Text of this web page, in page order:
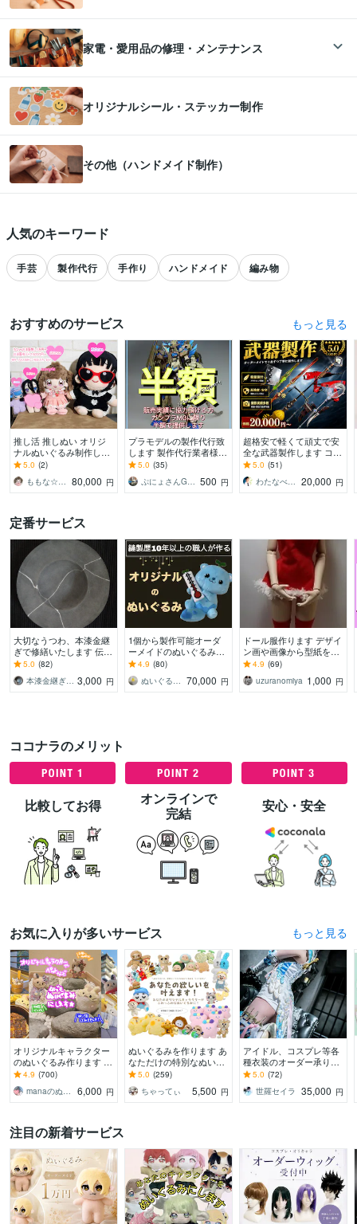
家電・愛用品の修理・メンテナンス
オリジナルシール・ステッカー制作
その他（ハンドメイド制作）
人気のキーワード
手芸 製作代行 手作り ハンドメイド 編み物
すべて見る
おすすめのサービス おすすめのサービスをもっと見る
推し活 推しぬい オリジ
ナルぬいぐるみ制作しま
す 10ｃｍ、15ｃｍ、20
ｃｍ、30ｃｍぬいぐるみ
制作可能です
5.0 (2)
ももな☆ぬいぐるみオーダー受付中 80,000 円
プラモデルの製作代行致
します 製作代行業者様に
納品してきた品質でお届
けします！
5.0 (35)
ぷにょさんGファクトリー 500 円
超格安で軽くて頑丈で安
全な武器製作します コス
プレや舞台などでも使え
る武器をお作りします！
武器防具造形
5.0 (51)
わたなべせいや 20,000 円
定番サービス
大切なうつわ、本漆金継
ぎで修繕いたします 伝統
的な本漆で修繕いたしま
す。お気軽にご相談くだ
さいませ❍
5.0 (82)
本漆金継ぎ – sora 3,000 円
1個から製作可能オーダ
ーメイドのぬいぐるみ作
れます 縫製歴10年以上の
職人が、あなたの推しぬ
いを作るお手伝い！
4.9 (80)
ぬいぐるみ工房マイぬいデザイン 70,000 円
ドール服作ります デザイ
ン画や画像から型紙を起
こし裁断縫製します。
4.9 (69)
uzuranomiya 1,000 円
ココナラのメリット
比較してお得
オンラインで
完結
安心・安全
お気に入りが多いサービスお気に入りが多いサービスをもっと見る
オリジナルキャラクター
のぬいぐるみ作ります 世
界に1つだけのぬいぐる
みで★ぬい活★してみま
せんか？
4.9 (700)
manaのぬいぐるみ屋さん
6,000 円
ぬいぐるみを作ります あ
なただけの特別なぬいぐ
るみを作りませんか？
5.0 (259)
ちゃってぃ
5,500 円
アイドル、コスプレ等各
種衣装のオーダー承りま
す オリジナルの衣装が欲
しい方からパーツ単体で
欲しい！という方も
5.0 (72)
世羅セイラ
35,000 円
注目の新着サービス